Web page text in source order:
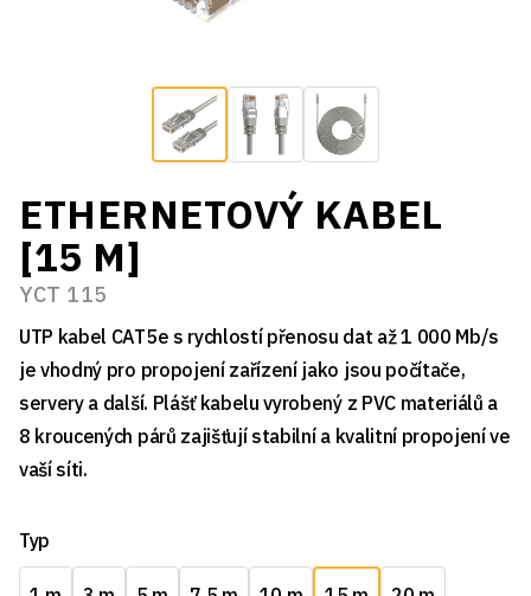
ETHERNETOVÝ KABEL
[15 M]
YCT 115
UTP kabel CAT5e s rychlostí přenosu dat až 1 000 Mb/s
je vhodný pro propojení zařízení jako jsou počítače,
servery a další. Plášť kabelu vyrobený z PVC materiálů a
8 kroucených párů zajišťují stabilní a kvalitní propojení ve
vaší síti.
Typ